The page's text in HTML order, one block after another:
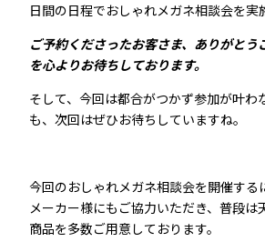
日間の日程でおしゃれメガネ相談会を実
ご予約くださったお客さま、ありがとう
を心よりお待ちしております。
そして、今回は都合がつかず参加が叶わ
も、次回はぜひお待ちしていますね。
今回のおしゃれメガネ相談会を開催する
メーカー様にもご協力いただき、普段は
商品を多数ご用意しております。